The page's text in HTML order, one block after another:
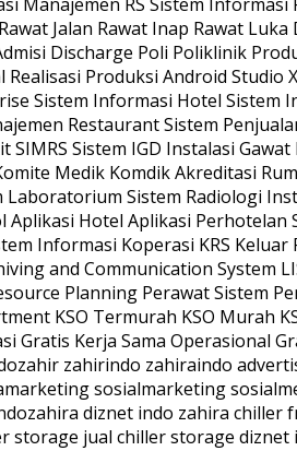
Jalan Rawat Inap Rawat Luka
Discharge Poli Poliklinik
Produksi Android
Sistem Informasi Hotel Sistem
Restaurant Sistem
Sistem IGD Instalasi
Medik Komdik Akreditasi
Sistem Radiologi
Hotel Aplikasi
Informasi Koperasi KRS
and Communication System
Planning Perawat Sistem
KSO Termurah KSO Murah
Gratis Kerja Sama Operasional
zahirindo zahiraindo
sosialmarketing
diznet indo zahira
jual chiller storage